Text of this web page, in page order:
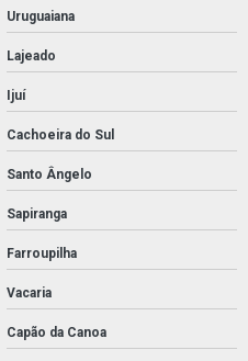
Uruguaiana
Lajeado
Ijuí
Cachoeira do Sul
Santo Ângelo
Sapiranga
Farroupilha
Vacaria
Capão da Canoa